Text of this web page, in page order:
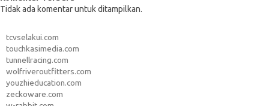
Tidak ada komentar untuk ditampilkan.
tcvselakui.com
touchkasimedia.com
tunnellracing.com
wolfriveroutfitters.com
youzhieducation.com
zeckoware.com